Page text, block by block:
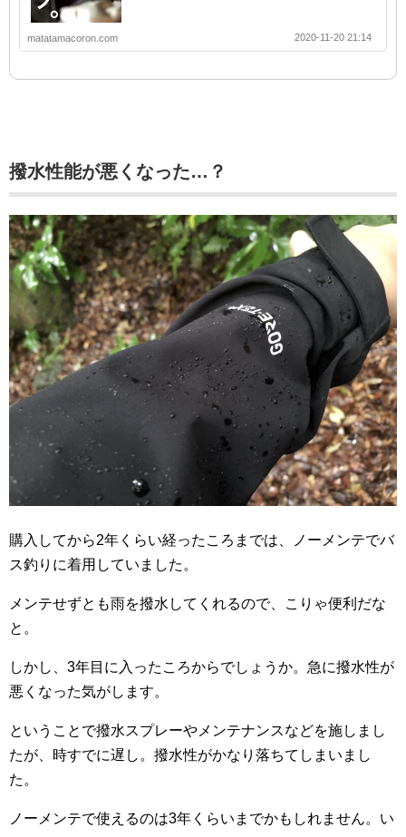
matatamacoron.com 2020-11-20 21:14
撥水性能が悪くなった…？
購入してから2年くらい経ったころまでは、ノーメンテでバ
ス釣りに着用していました。
メンテせずとも雨を撥水してくれるので、こりゃ便利だな
と。
しかし、3年目に入ったころからでしょうか。急に撥水性が
悪くなった気がします。
ということで撥水スプレーやメンテナンスなどを施しまし
たが、時すでに遅し。撥水性がかなり落ちてしまいまし
た。
ノーメンテで使えるのは3年くらいまでかもしれません。い